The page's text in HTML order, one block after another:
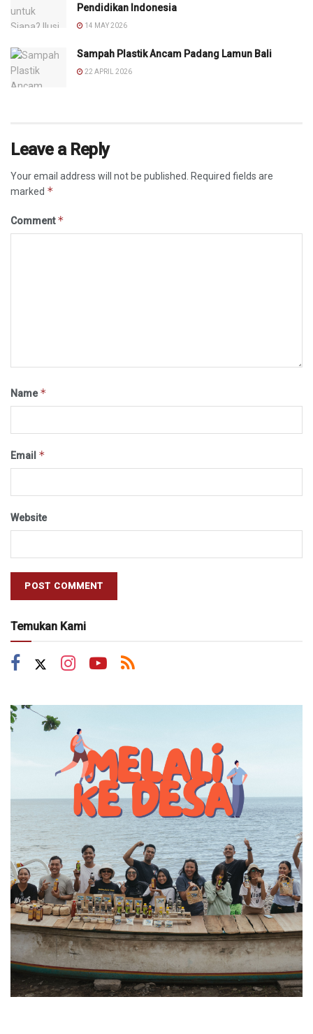
Pendidikan Indonesia
14 MAY 2026
Sampah Plastik Ancam Padang Lamun Bali
22 APRIL 2026
Leave a Reply
Your email address will not be published. Required fields are
marked *
Comment*
Name*
Email *
Website
Temukan Kami